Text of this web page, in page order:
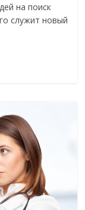
на поиск
служит новый